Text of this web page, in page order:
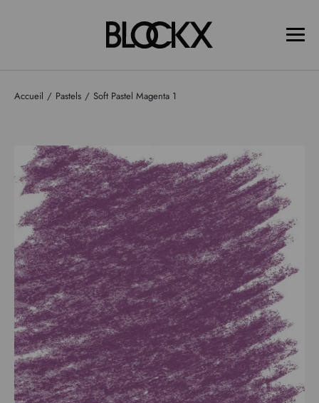
Accueil Pastels Soft Pastel Magenta 1